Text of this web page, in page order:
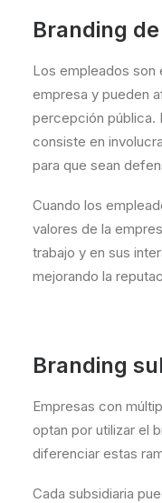
Branding
Los empleados son
empresa y pueden
percepción pública.
consiste en
para que sean
Cuando los
valores de la
trabajo y en sus
mejorando la
Branding
Empresas con
optan por utilizar el
diferenciar estas
Cada subsidiaria